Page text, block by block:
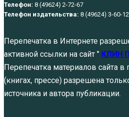
Телефон: 8 (49624) 2-72-67
Телефон издательства: 8 (49624) 3-60-12
Перепечатка в Интернете
активной ссылки на сайт " КЛИН
Перепечатка материалов сайта в
(книгах, прессе) разрешена
источника и автора публикации.